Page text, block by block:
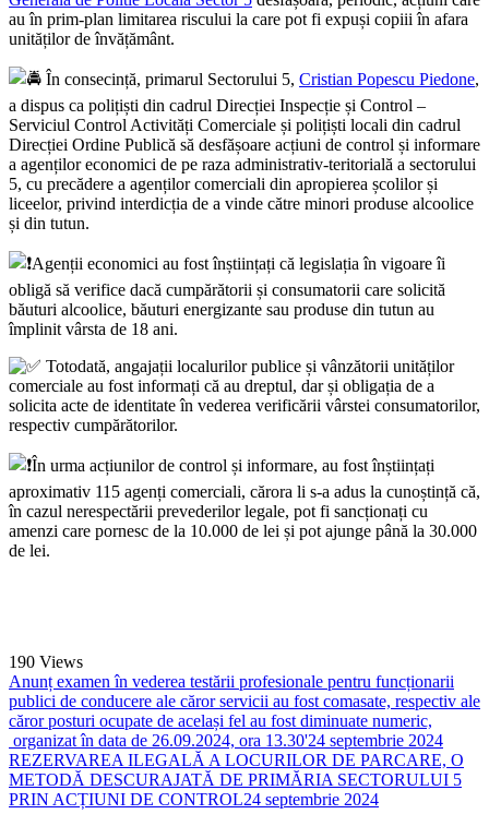
au în prim-plan limitarea riscului la care pot fi expuși copiii în afara
unităților de învățământ.
În consecință, primarul Sectorului 5, Cristian Popescu Piedone,
a dispus ca polițiști din cadrul Direcției Inspecție și Control –
Serviciul Control Activități Comerciale și polițiști locali din cadrul
Direcției Ordine Publică să desfășoare acțiuni de control și informare
a agenților economici de pe raza administrativ-teritorială a sectorului
5, cu precădere a agenților comerciali din apropierea școlilor și
liceelor, privind interdicția de a vinde către minori produse alcoolice
și din tutun.
Agenții economici au fost înștiințați că legislația în vigoare îi
obligă să verifice dacă cumpărătorii și consumatorii care solicită
băuturi alcoolice, băuturi energizante sau produse din tutun au
împlinit vârsta de 18 ani.
Totodată, angajații localurilor publice și vânzătorii unităților
comerciale au fost informați că au dreptul, dar și obligația de a
solicita acte de identitate în vederea verificării vârstei consumatorilor,
respectiv cumpărătorilor.
În urma acțiunilor de control și informare, au fost înștiințați
aproximativ 115 agenți comerciali, cărora li s-a adus la cunoștință că,
în cazul nerespectării prevederilor legale, pot fi sancționați cu
amenzi care pornesc de la 10.000 de lei și pot ajunge până la 30.000
de lei.
190 Views
Anunț examen în vederea testării profesionale pentru funcționarii
publici de conducere ale căror servicii au fost comasate, respectiv ale
căror posturi ocupate de același fel au fost diminuate numeric,
organizat în data de 26.09.2024, ora 13.30'24 septembrie 2024
REZERVAREA ILEGALĂ A LOCURILOR DE PARCARE, O
METODĂ DESCURAJATĂ DE PRIMĂRIA SECTORULUI 5
PRIN ACȚIUNI DE CONTROL24 septembrie 2024